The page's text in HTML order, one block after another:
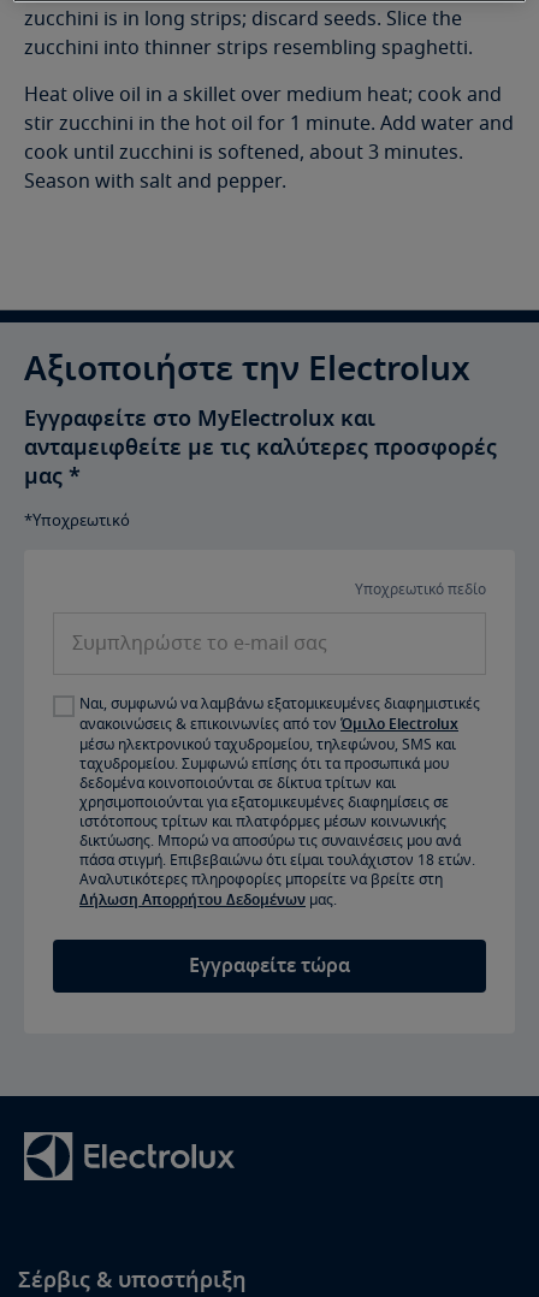
zucchini is in long strips; discard seeds. Slice the
zucchini into thinner strips resembling spaghetti.
Heat olive oil in a skillet over medium heat; cook and
stir zucchini in the hot oil for 1 minute. Add water and
cook until zucchini is softened, about 3 minutes.
Season with salt and pepper.
Αξιοποιήστε την Electrolux
Εγγραφείτε στο MyElectrolux και
ανταμειφθείτε με τις καλύτερες προσφορές
μας*
*Υποχρεωτικό
Υποχρεωτικό πεδίο
mail
σας
Ναι, συμφωνώ να λαμβάνω εξατομικευμένες διαφημιστικές
ανακοινώσεις & επικοινωνίες από τον Όμιλο Electrolux
μέσω ηλεκτρονικού ταχυδρομείου, τηλεφώνου, SMS και
ταχυδρομείου. Συμφωνώ επίσης ότι τα προσωπικά μου
δεδομένα κοινοποιούνται σε δίκτυα τρίτων και
χρησιμοποιούνται για εξατομικευμένες διαφημίσεις σε
ιστότοπους τρίτων και πλατφόρμες μέσων κοινωνικής
δικτύωσης. Μπορώ να αποσύρω τις συναινέσεις μου ανά
πάσα στιγμή. Επιβεβαιώνω ότι είμαι τουλάχιστον 18 ετών.
Αναλυτικότερες πληροφορίες μπορείτε να βρείτε στη
Δήλωση Απορρήτου Δεδομένων μας.
Εγγραφείτε τώρα
Σέρβις & υποστήριξη